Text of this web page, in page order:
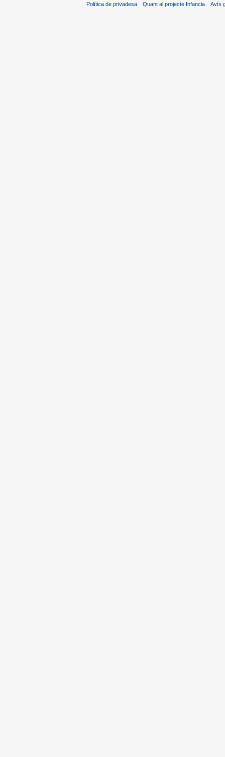
Política de privadesa Quant al projecte Infancia Avís